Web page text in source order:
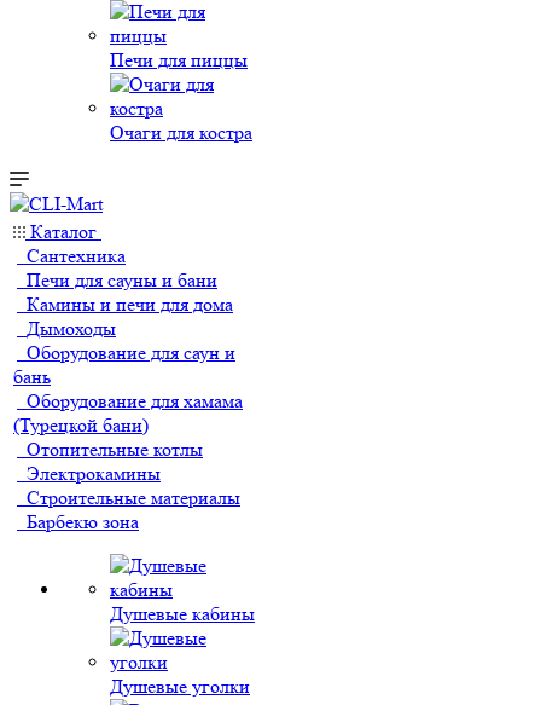
Печи для пиццы
Очаги для костра
Каталог
Сантехника
Печи для сауны и бани
Камины и печи для дома
Дымоходы
Оборудование для саун и
бань
Оборудование для хамама
(Турецкой бани)
Отопительные котлы
Электрокамины
Строительные материалы
Барбекю зона
Душевые кабины
Душевые уголки